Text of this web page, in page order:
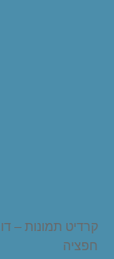
קרדיט תמונות –
חפציה